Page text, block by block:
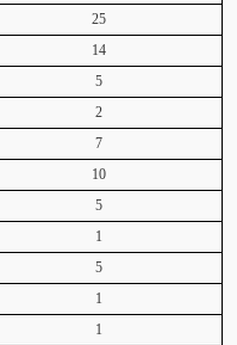
25
14
5
2
7
10
5
1
5
1
1